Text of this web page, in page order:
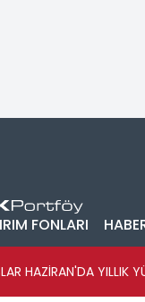
FONLARI
HAZİRAN'DA YILLIK